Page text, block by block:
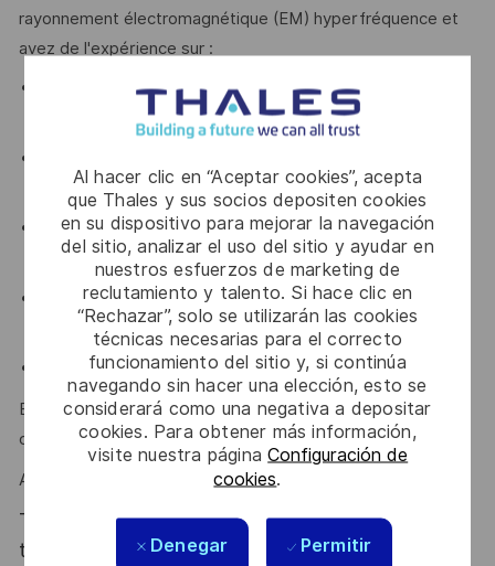
Al hacer clic en “Aceptar cookies”, acepta
que Thales y sus socios depositen cookies
en su dispositivo para mejorar la navegación
del sitio, analizar el uso del sitio y ayudar en
nuestros esfuerzos de marketing de
reclutamiento y talento. Si hace clic en
“Rechazar”, solo se utilizarán las cookies
técnicas necesarias para el correcto
funcionamiento del sitio y, si continúa
navegando sin hacer una elección, esto se
considerará como una negativa a depositar
cookies. Para obtener más información,
visite nuestra páginaConfiguración de
cookies.
Denegar Permitir
rayonnement électromagnétique (EM) hyperfréquence et
avez de l'expérience sur :
Connaissances approfondies en électromagnétisme,
antennes et circuits RF
Microwave Studio et Keysight ADS
Maitrise des instruments de mesures RF (analyseur de
réseau vectoriel et analyseur de spectre)
Mesures d'antennes (coefficient de réflexion,
diagrammes de rayonnement, efficacité, ...)
Anglais et Français (niveau C1 attendu)
Esprit d’équipe, rigueur, organisation et sens de la
communication sont des atouts que l'on vous reconnait ?
Alors ce poste est fait pour vous !
Thales, entreprise Handi-Engagée, reconnait
tous les talents. La diversité est notre meilleur